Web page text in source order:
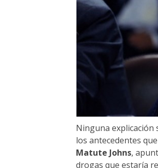
Ninguna
los antecedentes que
Matute Johns,
drogas que estaría